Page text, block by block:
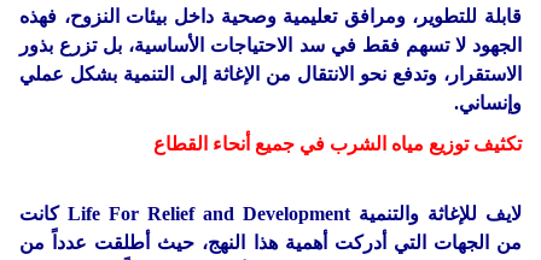
قابلة للتطوير، ومرافق تعليمية وصحية داخل بيئات النزوح، فهذه
الجهود لا تسهم فقط في سد الاحتياجات الأساسية، بل تزرع بذور
الاستقرار، وتدفع نحو الانتقال من الإغاثة إلى التنمية بشكل عملي
وإنساني.
تكثيف توزيع مياه الشرب في جميع أنحاء القطاع
لايف للإغاثة والتنمية Life For Relief and Development كانت
من الجهات التي أدركت أهمية هذا النهج، حيث أطلقت عدداً من